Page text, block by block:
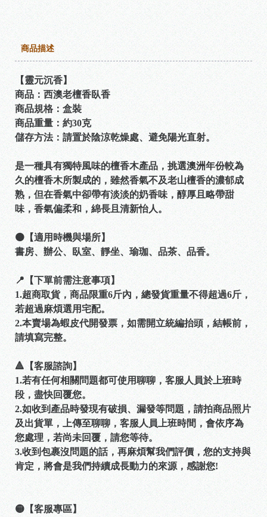
商品描述
【靈元沉香】
商品：西澳老檀香臥香
商品規格：盒裝
商品重量：約30克
儲存方法：請置於陰涼乾燥處、避免陽光直射。
是一種具有獨特風味的檀香木產品，挑選澳洲年份較為
久的檀香木所製成的，雖然香氣不及老山檀香的濃郁成
熟，但在香氣中卻帶有淡淡的奶香味，醇厚且略帶甜
味，香氣偏柔和，綿長且清新怡人。
🟠【適用時機與場所】
書房、辦公、臥室、靜坐、瑜珈、品茶、品香。
📍【下單前需注意事項】
1.超商取貨，商品限重6斤內，總發貨重量不得超過6斤，
若超過麻煩選用宅配。
2.本賣場為蝦皮代開發票，如需開立統編抬頭，結帳前，
請填寫完整。
🔺【客服諮詢】
1.若有任何相關問題都可使用聊聊，客服人員於上班時
段，盡快回覆您。
2.如收到產品時發現有破損、漏發等問題，請拍商品照片
及出貨單，上傳至聊聊，客服人員上班時間，會依序為
您處理，若尚未回覆，請您等待。
3.收到包裹沒問題的話，再麻煩幫我們評價，您的支持與
肯定，將會是我們持續成長動力的來源，感謝您!
🟡【客服專區】